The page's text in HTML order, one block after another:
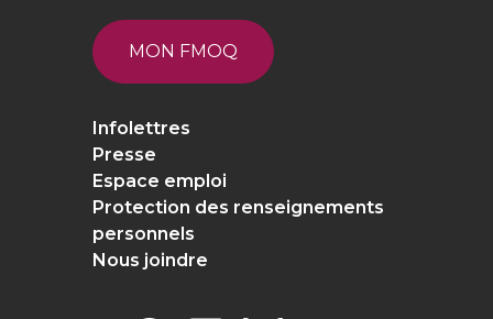
MON FMOQ
Infolettres
Presse
Espace emploi
Protection des renseignements
personnels
Nous joindre